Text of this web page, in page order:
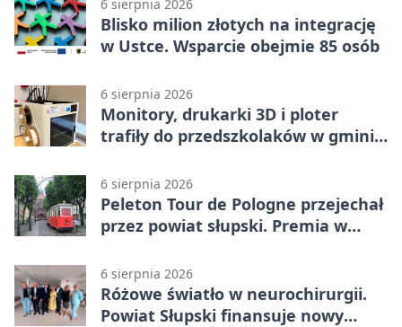
6 sierpnia 2026
Blisko milion złotych na integrację
w Ustce. Wsparcie obejmie 85 osób
6 sierpnia 2026
Monitory, drukarki 3D i ploter
trafiły do przedszkolaków w gminie
6 sierpnia 2026
Peleton Tour de Pologne przejechał
przez powiat słupski. Premia w
6 sierpnia 2026
Różowe światło w neurochirurgii.
Powiat Słupski finansuje nowy